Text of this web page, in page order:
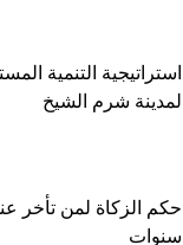
استراتيجية التنمية
لمدينة شرم الشيخ
حكم الزكاة لمن تأخر
سنوات